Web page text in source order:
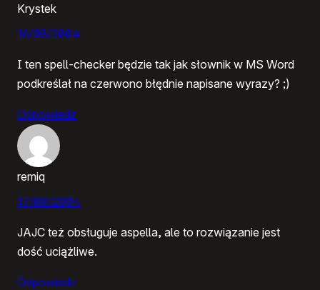
Krystek
16/08/2004
I ten spell-checker będzie tak jak słownik w MS Word
podkreślał na czerwono błędnie napisane wyrazy? ;)
Odpowiedz
remiq
17/08/2004
JAJC też obsługuje aspella, ale to rozwiązanie jest
dość uciążliwe.
Odpowiedz